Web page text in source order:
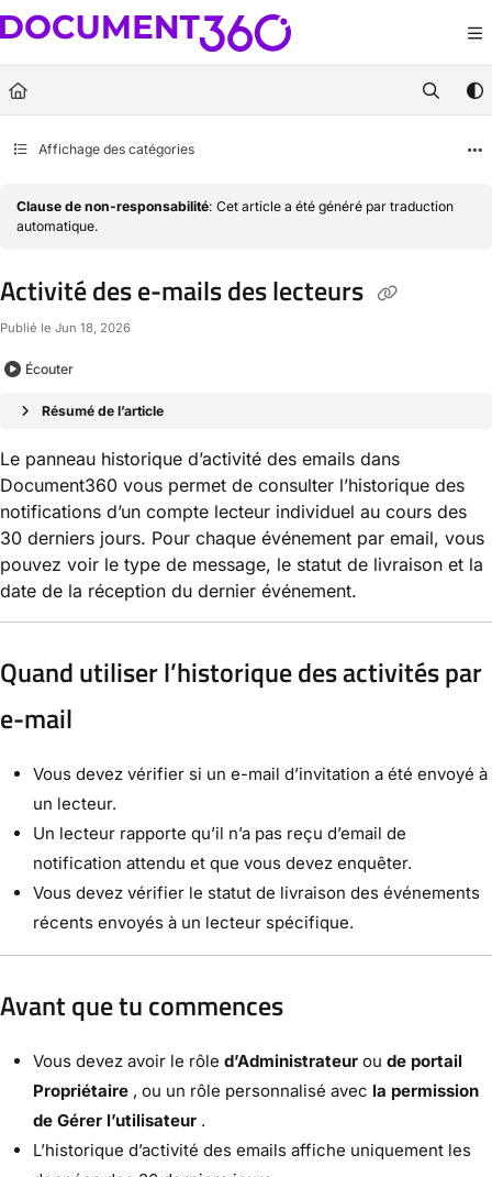
Documentation Index
Fetch the complete documentation index at:https://docs.document360.com/
Use this file to discover all available pages before exploring further.
Affichage des catégories
Clause de non-responsabilité: Cet article a été généré par traduction
automatique.
Activité des e-mails des lecteurs
Publié le Jun 18, 2026
Écouter
Résumé de l’article
Le panneau historique d’activité des emails dans
Document360 vous permet de consulter l’historique des
notifications d’un compte lecteur individuel au cours des
30 derniers jours. Pour chaque événement par email, vous
pouvez voir le type de message, le statut de livraison et la
date de la réception du dernier événement.
Quand utiliser l’historique des activités par
e-mail
Vous devez vérifier si un e-mail d’invitation a été envoyé à
un lecteur.
Un lecteur rapporte qu’il n’a pas reçu d’email de
notification attendu et que vous devez enquêter.
Vous devez vérifier le statut de livraison des événements
récents envoyés à un lecteur spécifique.
Avant que tu commences
Vous devez avoir le rôle d’Administrateur ou de portail
Propriétaire , ou un rôle personnalisé avec la permission
de Gérer l’utilisateur .
L’historique d’activité des emails affiche uniquement les